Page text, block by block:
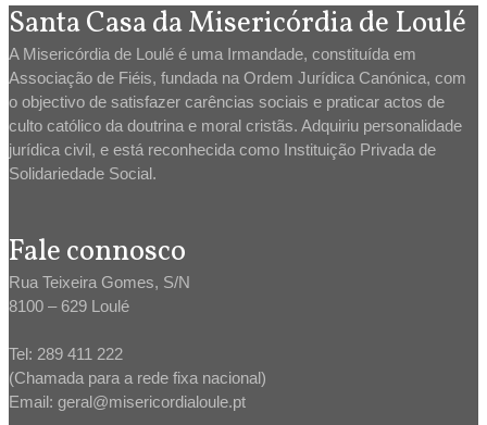
Santa Casa da Misericórdia de Loulé
A Misericórdia de Loulé é uma Irmandade, constituída em
Associação de Fiéis, fundada na Ordem Jurídica Canónica, com
o objectivo de satisfazer carências sociais e praticar actos de
culto católico da doutrina e moral cristãs. Adquiriu personalidade
jurídica civil, e está reconhecida como Instituição Privada de
Solidariedade Social.
Fale connosco
Rua Teixeira Gomes, S/N
8100 – 629 Loulé
Tel: 289 411 222
(Chamada para a rede fixa nacional)
Email: geral@misericordialoule.pt